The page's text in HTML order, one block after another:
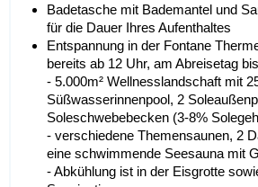
Badetasche mit Bademantel und
für die Dauer Ihres Aufenthaltes
Entspannung in der Fontane
bereits ab 12 Uhr, am Abreisetag
- 5.000m² Wellnesslandschaft mit
Süßwasserinnenpool, 2
Soleschwebebecken (3-8%
- verschiedene Themensaunen, 2
eine schwimmende Seesauna mit
- Abkühlung ist in der Eisgrotte